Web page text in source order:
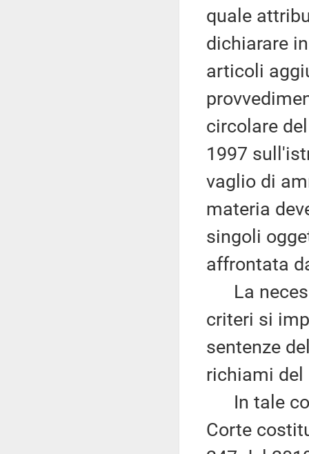
quale
dichiarare
articoli
circolare
1997
vaglio di
materia
singoli
affrontata
La
criteri si
sentenze
richiami del
In tale
Corte